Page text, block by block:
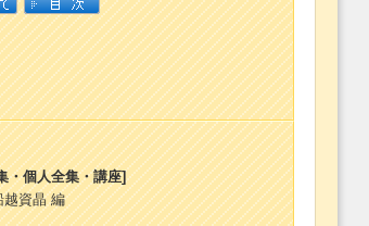
・個人全集・講座]
越資晶 編